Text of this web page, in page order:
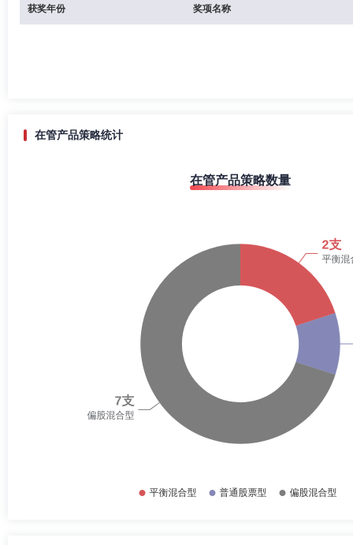
获奖年份 奖项名称
在管产品策略统计
在管产品策略数量